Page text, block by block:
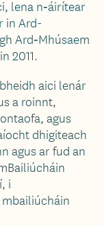
lena n‑áirítear
in Ard-
Ard‑Mhúsaem
2011.
aici lenár
a roinnt,
agus
dhigiteach
agus ar fud an
i